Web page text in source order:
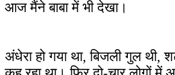
आज मैंने बाबा में भी देखा।
अंधेरा हो गया था, बिजली गुल